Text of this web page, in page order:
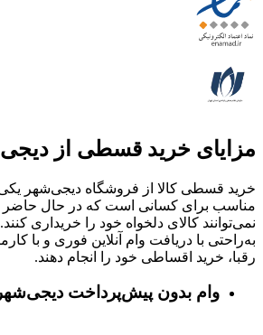
مزایای خرید قسطی از
خرید قسطی کالا از فروشگاه دیجی‌شهر یکی
مناسب برای کسانی است که در حال
نمی‌توانند کالای دلخواه خود را خریداری
به‌راحتی با دریافت وام آنلاین فوری و با
رقبا، خرید اقساطی خود را انجام دهند.
وام بدون پیش‌پرداخت‌ دیجی‌شهر